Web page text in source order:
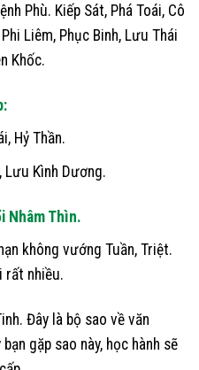
Phù. Kiếp Sát, Phá Toái, Cô
Liêm, Phục Binh, Lưu Thái
Khốc.
Hỷ Thần.
Lưu Kình Dương.
Nhâm Thìn.
không vướng Tuần, Triệt.
rất nhiều.
Đây là bộ sao về văn
gặp sao này, học hành sẽ